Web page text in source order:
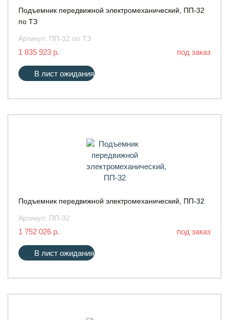
Подъемник передвижной электромеханический, ПП-32
по ТЗ
Артикул: ПП-32 по ТЗ
1 835 923 р. под заказ
В лист ожидания
Подъемник передвижной электромеханический, ПП-32
Артикул: ПП-32
1 752 026 р. под заказ
В лист ожидания